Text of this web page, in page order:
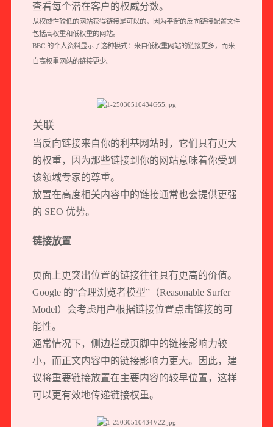
查看每个潜在客户的权威分数。
从权威性较低的网站获得链接是可以的，因为平衡的反向链接配置文件
包括高权重和低权重的网站。
BBC 的个人资料显示了这种模式：来自低权重网站的链接更多，而来
自高权重网站的链接更少。
关联
当反向链接来自你的利基网站时，它们具有更大
的权重，因为那些链接到你的网站意味着你受到
该领域专家的尊重。
放置在高度相关内容中的链接通常也会提供更强
的 SEO 优势。
链接放置
页面上更突出位置的链接往往具有更高的价值。
Google 的“合理浏览者模型”（Reasonable Surfer
Model）会考虑用户根据链接位置点击链接的可
能性。
通常情况下，侧边栏或页脚中的链接影响力较
小，而正文内容中的链接影响力更大。因此，建
议将重要链接放置在主要内容的较早位置，这样
可以更有效地传递链接权重。